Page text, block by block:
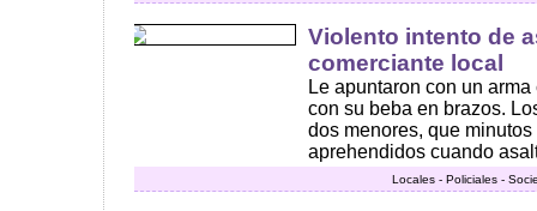
Violento intento de
comerciante local
Le apuntaron con un
con su beba en brazos.
dos menores, que
aprehendidos cuando
Locales - Policiales -